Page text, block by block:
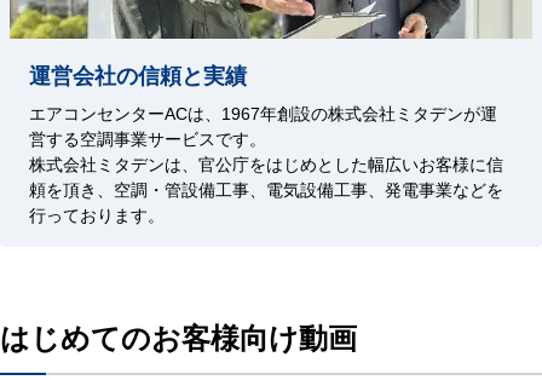
運営会社の信頼と実績
エアコンセンターACは、1967年創設の株式会社ミタデンが運
営する空調事業サービスです。
株式会社ミタデンは、官公庁をはじめとした幅広いお客様に信
頼を頂き、空調・管設備工事、電気設備工事、発電事業などを
行っております。
はじめてのお客様向け動画